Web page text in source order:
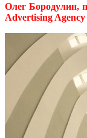
Олег Бородулин,
Advertising Agency